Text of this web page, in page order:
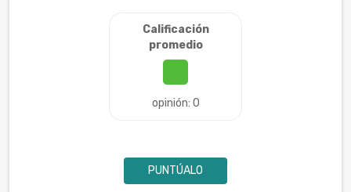
Calificación
promedio
opinión: 0
PUNTÚALO